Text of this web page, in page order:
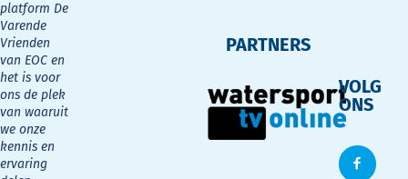
platform De
Varende
Vrienden
van EOC en
het is voor
ons de plek
van waaruit
we onze
kennis en
ervaring
PARTNERS
VOLG
ONS